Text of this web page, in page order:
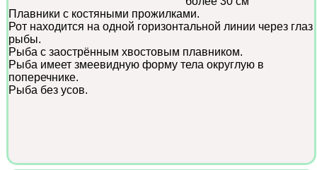
Плавники с костяными прожилками.
Рот находится на одной горизонтальной линии через глаз
рыбы.
Рыба с заострённым хвостовым плавником.
Рыба имеет змеевидную форму тела округлую в
поперечнике.
Рыба без усов.